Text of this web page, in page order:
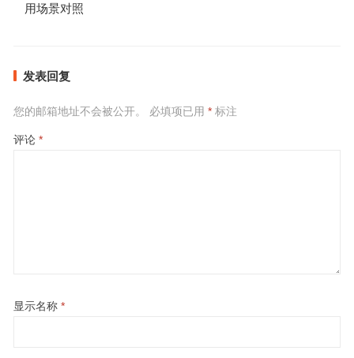
用场景对照
发表回复
您的邮箱地址不会被公开。 必填项已用 *标注
评论 *
显示名称 *